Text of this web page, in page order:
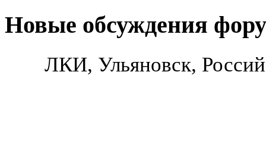
Новые обсуждения
ЛКИ, Ульяновск,